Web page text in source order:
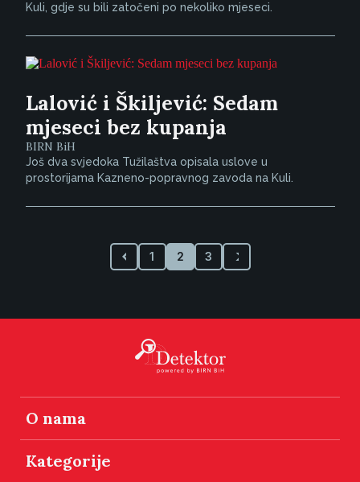
Kuli, gdje su bili zatočeni po nekoliko mjeseci.
Lalović i Škiljević: Sedam
mjeseci bez kupanja
BIRN BiH
Još dva svjedoka Tužilaštva opisala uslove u
prostorijama Kazneno-popravnog zavoda na Kuli.
1 2 3
O nama
Kategorije